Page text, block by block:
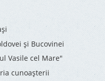
și Bucovinei
Vasile cel Mare"
cunoaşterii